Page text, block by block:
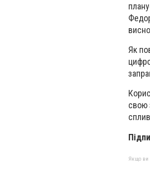
Як
свою
Якщо ви